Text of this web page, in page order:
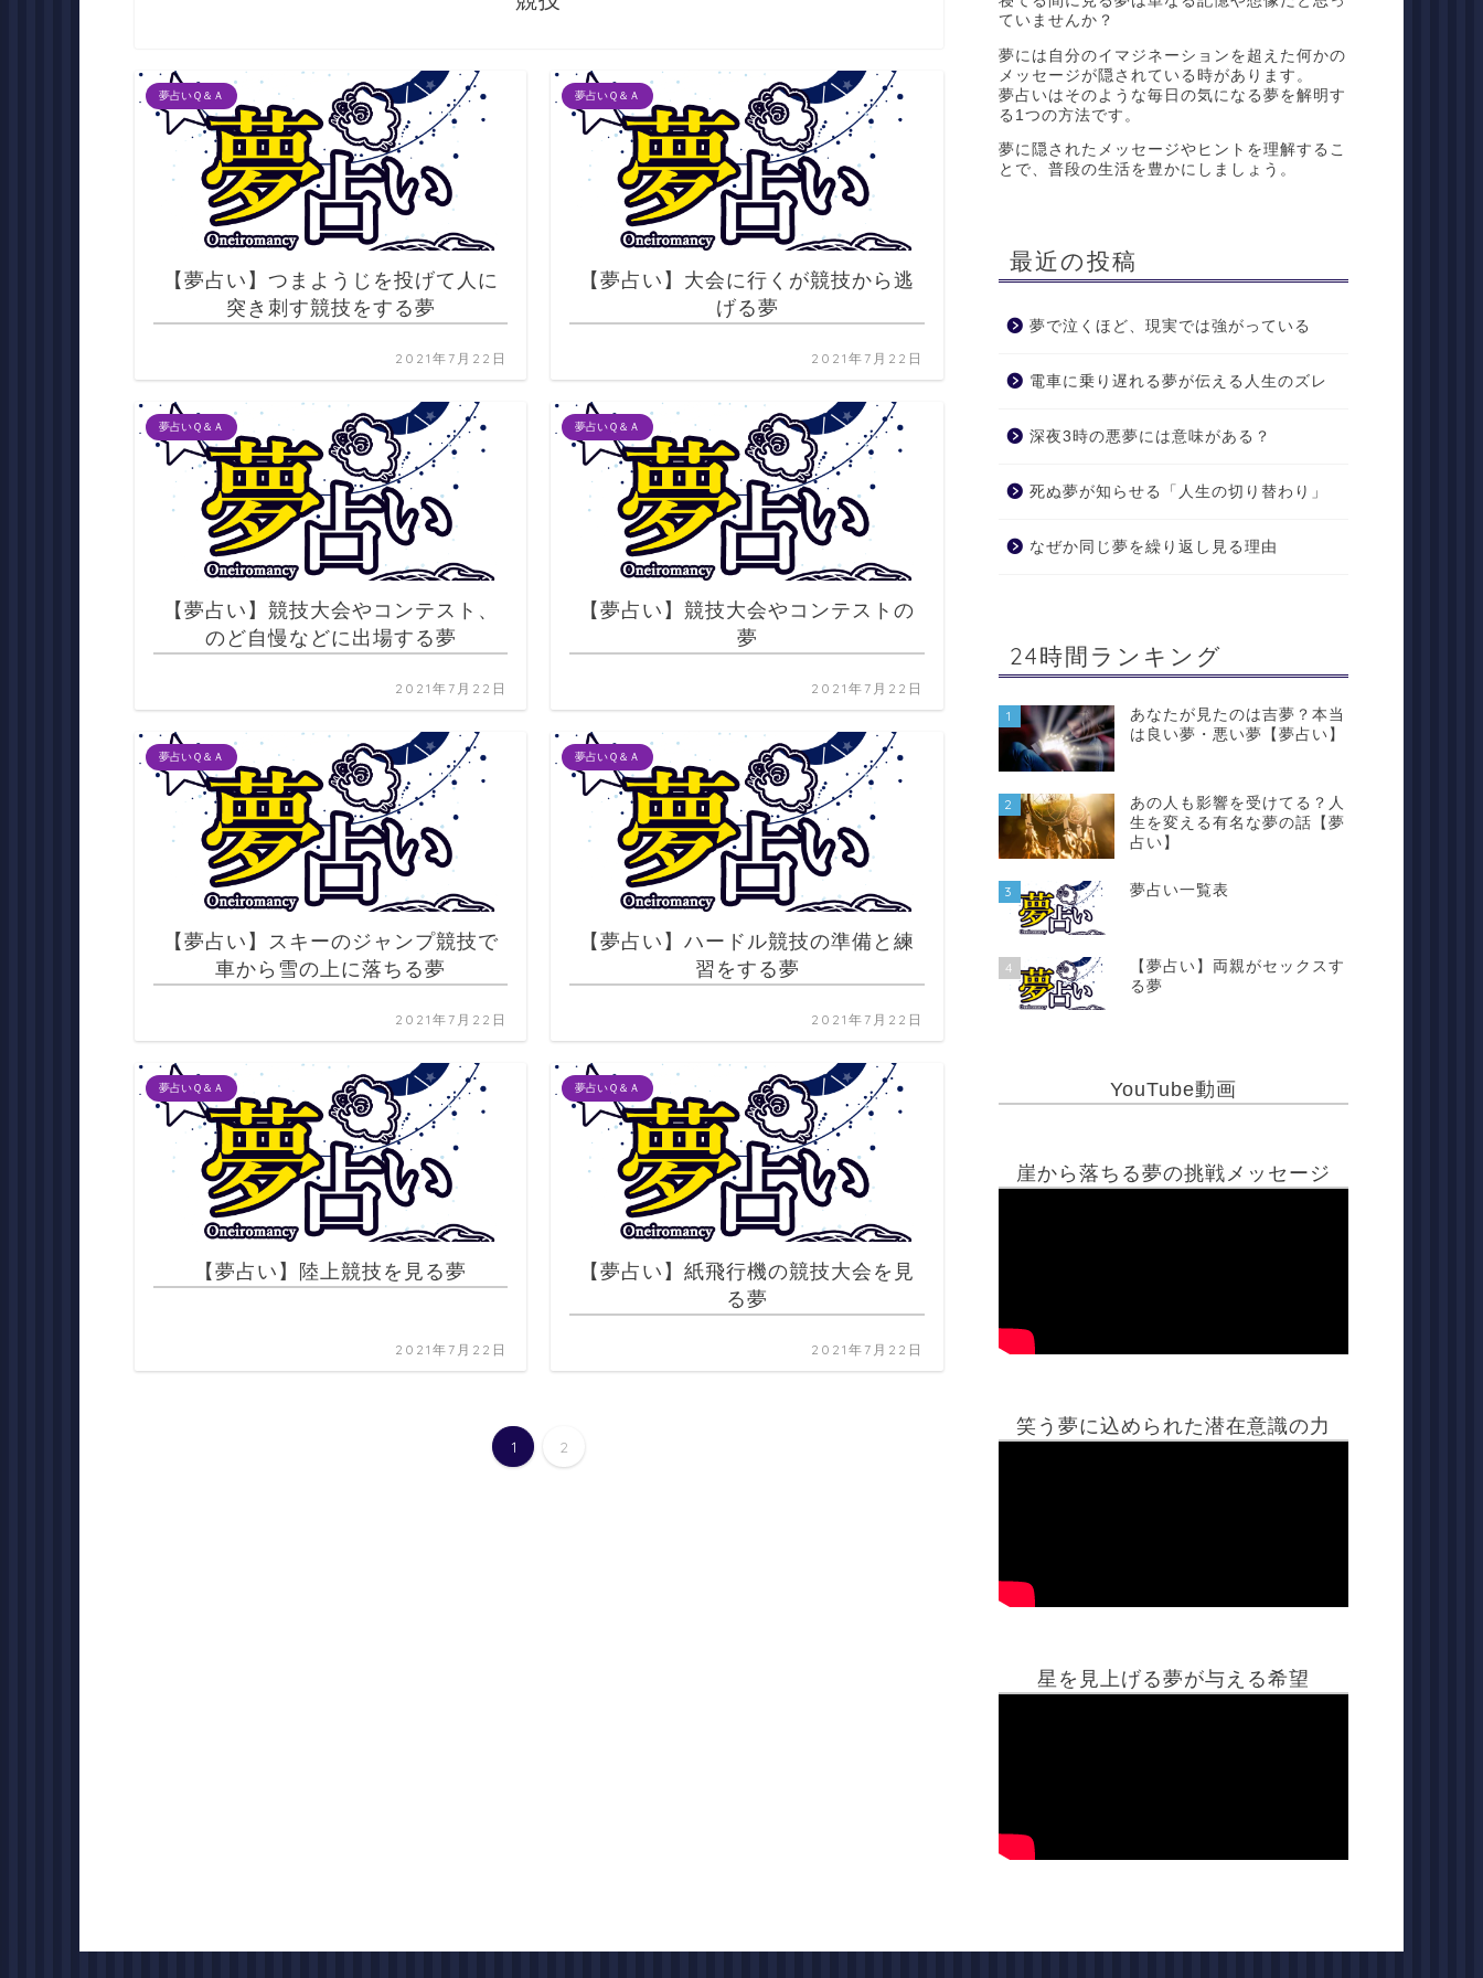
夢占いＱ＆Ａ
【夢占い】つまようじを投げて人に
突き刺す競技をする夢
2021年7月22日
夢占いＱ＆Ａ
【夢占い】大会に行くが競技から逃
げる夢
2021年7月22日
夢占いＱ＆Ａ
【夢占い】競技大会やコンテスト、
のど自慢などに出場する夢
2021年7月22日
夢占いＱ＆Ａ
【夢占い】競技大会やコンテストの
夢
2021年7月22日
夢占いＱ＆Ａ
【夢占い】スキーのジャンプ競技で
車から雪の上に落ちる夢
2021年7月22日
夢占いＱ＆Ａ
【夢占い】ハードル競技の準備と練
習をする夢
2021年7月22日
夢占いＱ＆Ａ
【夢占い】陸上競技を見る夢
2021年7月22日
夢占いＱ＆Ａ
【夢占い】紙飛行機の競技大会を見
る夢
2021年7月22日
1 2
ていませんか？
夢には自分のイマジネーションを超えた何かの
メッセージが隠されている時があります。
夢占いはそのような毎日の気になる夢を解明す
る1つの方法です。
夢に隠されたメッセージやヒントを理解するこ
とで、普段の生活を豊かにしましょう。
最近の投稿
夢で泣くほど、現実では強がっている
電車に乗り遅れる夢が伝える人生のズレ
深夜3時の悪夢には意味がある？
死ぬ夢が知らせる「人生の切り替わり」
なぜか同じ夢を繰り返し見る理由
24時間ランキング
1
あなたが見たのは吉夢？本当
は良い夢・悪い夢【夢占い】
2
あの人も影響を受けてる？人
生を変える有名な夢の話【夢
占い】
3 夢占い一覧表
4
【夢占い】両親がセックスす
る夢
YouTube動画
崖から落ちる夢の挑戦メッセージ
笑う夢に込められた潜在意識の力
星を見上げる夢が与える希望